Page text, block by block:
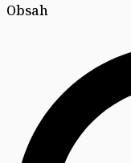
Obsah